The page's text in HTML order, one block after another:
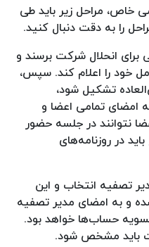
مراحل زیر باید طی
را به دقت دنبال کنید.
برای انحلال شرکت برسند و
خود را اعلام کند. سپس،
تشکیل شود،
امضای تمامی اعضا و
نتوانند در جلسه حضور
در روزنامه‌های
تصفیه انتخاب و این
و به امضای مدیر تصفیه
حساب‌ها خواهد بود.
باید مشخص شود.